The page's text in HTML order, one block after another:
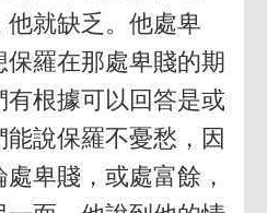
就缺乏。他處卑
羅在那處卑賤的期
有根據可以回答是或
說保羅不憂愁，因
卑賤，或處富餘，